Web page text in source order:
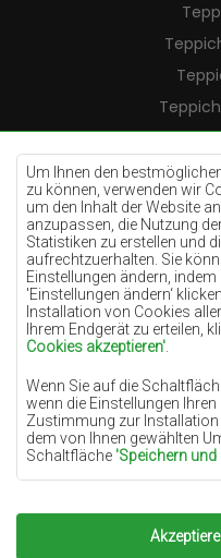
Um Ihnen den
zu können, verwenden wir
um den Inhalt der Website
anzupassen, die Nutzung
Statistiken zu erstellen und
aufrechtzuerhalten. Sie
Einstellungen ändern,
'Einstellungen ändern‘
Installation von Cookies
Ihrem Endgerät zu erteilen,
Cookies akzeptieren'
Wenn Sie auf die
wenn die Einstellungen
Zustimmung zur
dem von Ihnen gewählten
Schaltfläche 'Speichern und
Grundlage für die
Datenverwalters
Bereitstellung qualitativ
Copyright 2022